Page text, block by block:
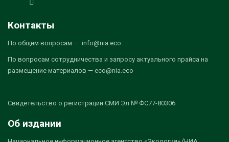
Контакты
По общим вопросам — info@nia.eco
По вопросам сотрудничества и запросу актуального прайса на
размещение материалов — eco@nia.eco
Свидетельство о регистрации СМИ Эл № ФС77-80306
Об издании